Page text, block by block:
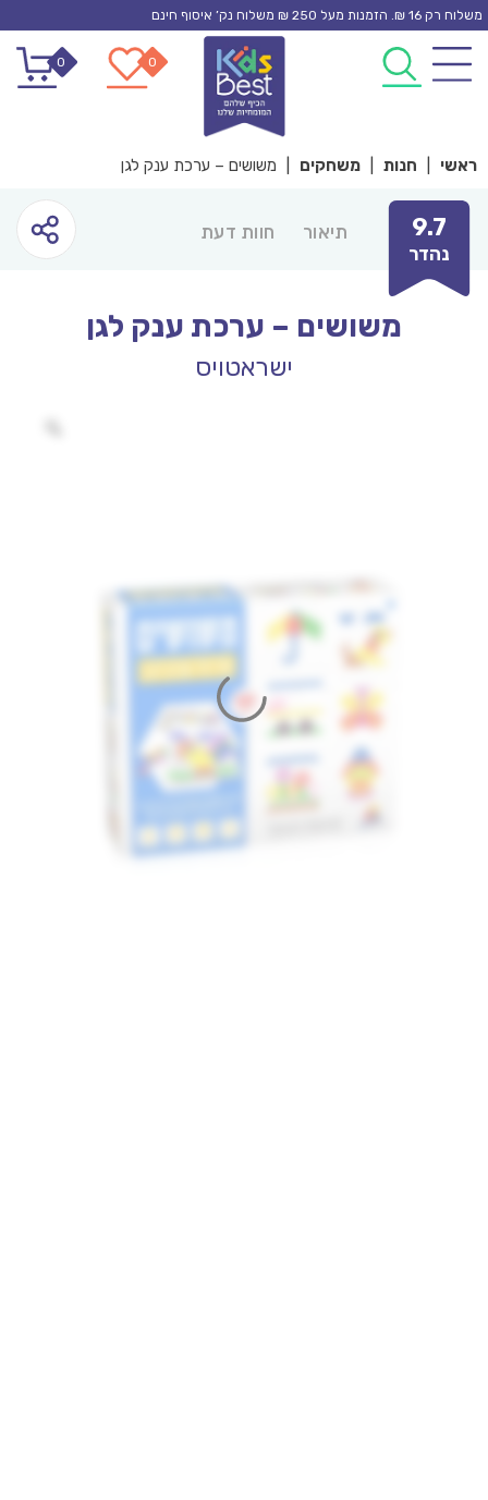
Skip
content
משלוח רק 16 ₪. הזמנות מעל 250 ₪ משלוח נק’ איסוף חינם
0
0
ראשי חנות משחקים משושים – ערכת ענק לגן
9.7
נהדר
תיאור חוות דעת
משושים – ערכת ענק לגן
ישראטויס